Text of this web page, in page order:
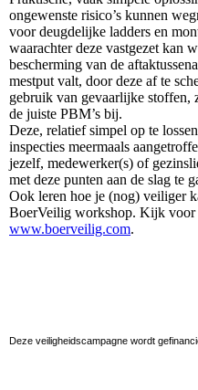
ongewenste risico’s kunnen
voor deugdelijke ladders en
waarachter deze vastgezet kan
bescherming van de
mestput valt, door deze af te
gebruik van gevaarlijke stoffen,
de juiste PBM’s bij.
Deze, relatief simpel op te
inspecties meermaals
jezelf, medewerker(s) of
met deze punten aan de slag te
Ook leren hoe je (nog) veiliger
BoerVeilig workshop. Kijk voor
www.boerveilig.com.
Deze veiligheidscampagne wordt